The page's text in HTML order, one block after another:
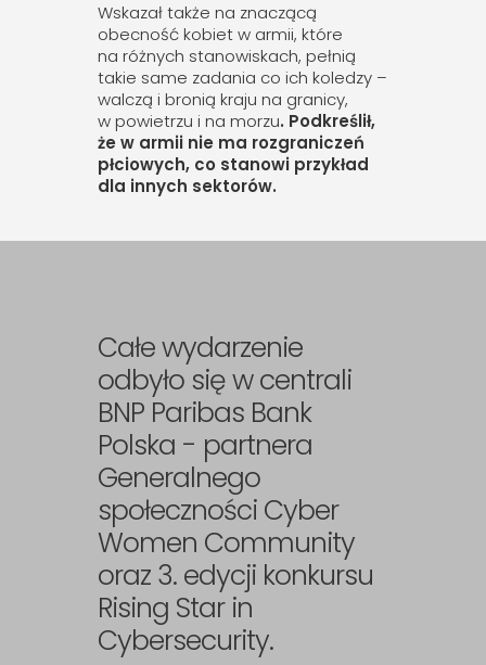
Wskazał także na znaczącą
obecność kobiet w armii, które
na różnych stanowiskach, pełnią
takie same zadania co ich koledzy –
walczą i bronią kraju na granicy,
w powietrzu i na morzu. Podkreślił,
że w armii nie ma rozgraniczeń
płciowych, co stanowi przykład
dla innych sektorów.
Całe wydarzenie
odbyło się w centrali
BNP Paribas Bank
Polska - partnera
Generalnego
społeczności Cyber
Women Community
oraz 3. edycji konkursu
Rising Star in
Cybersecurity.